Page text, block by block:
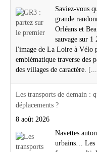
Saviez-vous
grande
Orléans et
sauvage sur
l'image de La Loire à Vélo
emblématique traverse des
des villages de caractère.
Les transports de demain :
déplacements ?
8 août 2026
Navettes
urbains… Les